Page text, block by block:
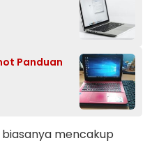
Panduan
mencakup